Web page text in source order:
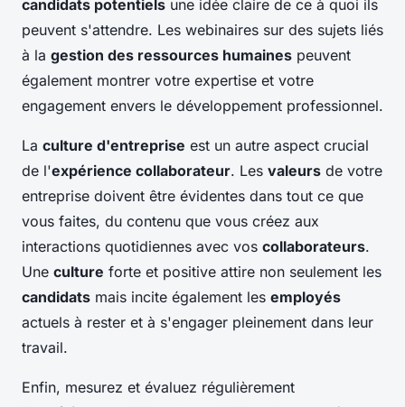
candidats potentiels une idée claire de ce à quoi ils
peuvent s'attendre. Les webinaires sur des sujets liés
à la gestion des ressources humaines peuvent
également montrer votre expertise et votre
engagement envers le développement professionnel.
La culture d'entreprise est un autre aspect crucial
de l'expérience collaborateur. Les valeurs de votre
entreprise doivent être évidentes dans tout ce que
vous faites, du contenu que vous créez aux
interactions quotidiennes avec vos collaborateurs.
Une culture forte et positive attire non seulement les
candidats mais incite également les employés
actuels à rester et à s'engager pleinement dans leur
travail.
Enfin, mesurez et évaluez régulièrement